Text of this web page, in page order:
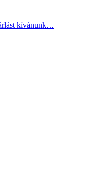
kívánunk…